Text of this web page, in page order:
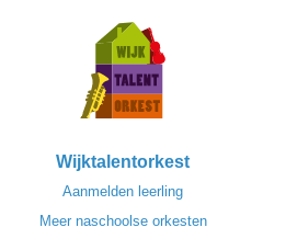
Wijktalentorkest
Aanmelden leerling
Meer naschoolse orkesten